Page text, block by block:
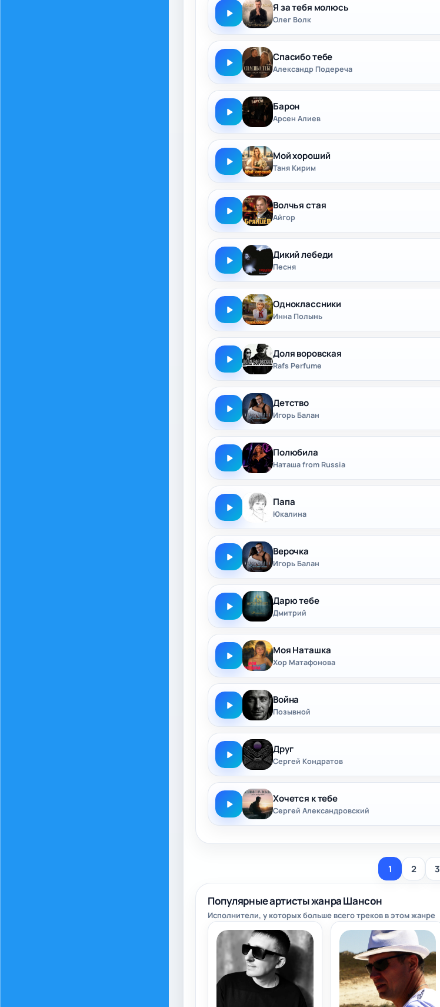
Я за тебя молюсь
Олег Волк
Спасибо тебе
Александр Подереча
Барон
Арсен Алиев
Мой хороший
Таня Кирим
Волчья стая
Айгор
Дикий лебеди
Песня
Одноклассники
Инна Полынь
Доля воровская
Rafs Perfume
Детство
Игорь Балан
Полюбила
Наташа from Russia
Папа
Юкалина
Верочка
Игорь Балан
Дарю тебе
Дмитрий
Моя Наташка
Хор Матафонова
Война
Позывной
Друг
Сергей Кондратов
Хочется к тебе
Сергей Александровский
1 2 3
Популярные артисты жанра Шансон
Исполнители, у которых больше всего треков в этом жанре